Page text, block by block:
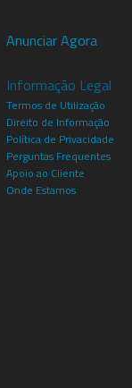
Anunciar Agora
Informação Legal
Termos de Utilização
Direito de Informação
Política de Privacidade
Perguntas Frequentes
Apoio ao Cliente
Onde Estamos